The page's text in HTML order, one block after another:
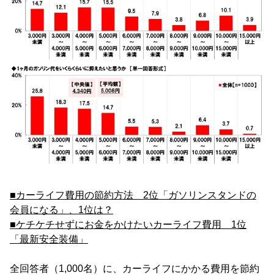
■カーライフ費用の節約方法 2位「ガソリンスタンドの
会員になる」、1位は？
■ケチケチせずにお金をかけたいカーライフ費用 1位
「最新安全装備」
全回答者（1,000名）に、カーライフにかかる費用を節約